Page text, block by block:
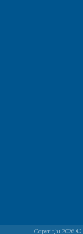
Copyright 2026 ©